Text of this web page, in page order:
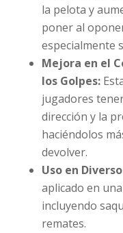
la pelota y
poner al
especialmente
Mejora en el
los Golpes:
jugadores
dirección y la
haciéndolos
devolver.
Uso en
aplicado en
incluyendo
remates.